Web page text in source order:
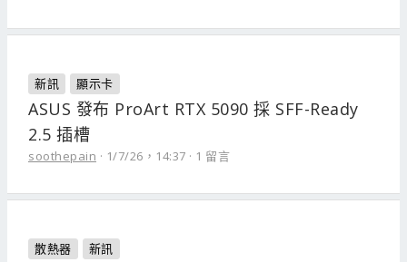
新訊 顯示卡
ASUS 發布 ProArt RTX 5090 採 SFF-Ready
2.5 插槽
soothepain 1/7/26，14:37 1 留言
散熱器 新訊